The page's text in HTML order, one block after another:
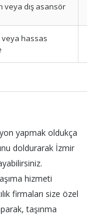
veya dış asansör
hassas
yapmak oldukça
doldurarak İzmir
hizmeti
firmaları size özel
taşınma